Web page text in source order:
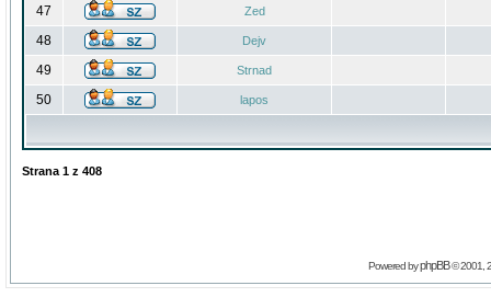
47 Zed
48 Dejv
49 Strnad
50 lapos
Strana 1 z 408
Powered byphpBB© 2001,